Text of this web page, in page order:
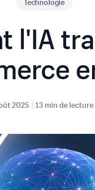
Technologie
l'IA
2025 | 13 min de lecture